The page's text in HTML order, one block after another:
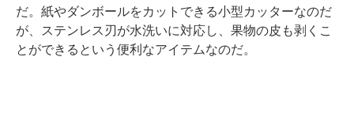
だ。紙やダンボールをカットできる小型カッターなのだ
が、ステンレス刃が水洗いに対応し、果物の皮も剥くこ
とができるという便利なアイテムなのだ。